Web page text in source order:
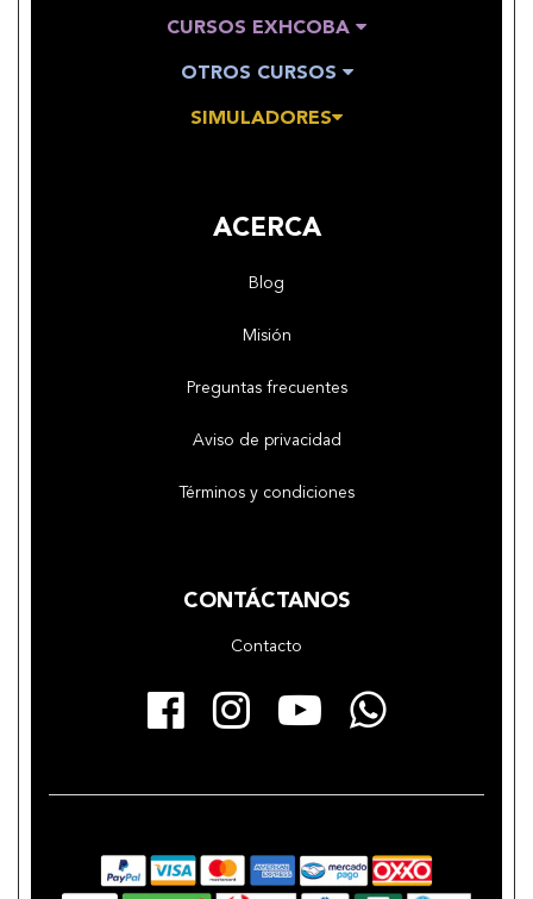
CURSOS EXHCOBA
OTROS CURSOS
SIMULADORES
ACERCA
Blog
Misión
Preguntas frecuentes
Aviso de privacidad
Términos y condiciones
CONTÁCTANOS
Contacto
Facebook
Instagram
YouTube